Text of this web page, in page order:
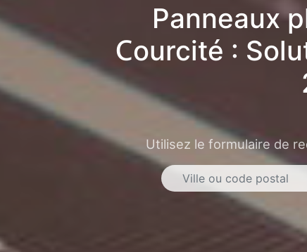
Panneaux
Courcité :
Utilisez le formulaire de